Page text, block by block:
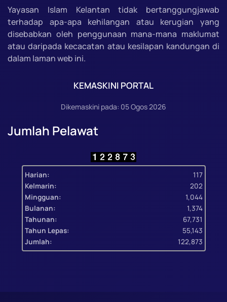
Yayasan Islam Kelantan tidak bertanggungjawab
terhadap apa-apa kehilangan atau kerugian yang
disebabkan oleh penggunaan mana-mana maklumat
atau daripada kecacatan atau kesilapan kandungan di
dalam laman web ini.
KEMASKINI PORTAL
Dikemaskini pada: 05 Ogos 2026
Jumlah Pelawat
Harian:
117
Kelmarin:
202
Mingguan:
1,044
Bulanan:
1,374
Tahunan:
67,731
Tahun Lepas:
55,143
Jumlah:
122,873